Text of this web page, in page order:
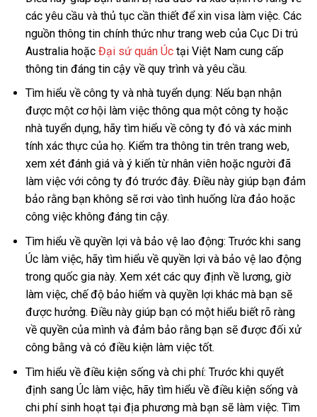
các yêu cầu và thủ tục cần thiết để xin visa làm việc. Các
nguồn thông tin chính thức như trang web của Cục Di trú
Australia hoặc Đại sứ quán Úctại Việt Nam cung cấp
thông tin đáng tin cậy về quy trình và yêu cầu.
Tìm hiểu về công ty và nhà tuyển dụng: Nếu bạn nhận
được một cơ hội làm việc thông qua một công ty hoặc
nhà tuyển dụng, hãy tìm hiểu về công ty đó và xác minh
tính xác thực của họ. Kiểm tra thông tin trên trang web,
xem xét đánh giá và ý kiến từ nhân viên hoặc người đã
làm việc với công ty đó trước đây. Điều này giúp bạn đảm
bảo rằng bạn không sẽ rơi vào tình huống lừa đảo hoặc
công việc không đáng tin cậy.
Tìm hiểu về quyền lợi và bảo vệ lao động: Trước khi sang
Úc làm việc, hãy tìm hiểu về quyền lợi và bảo vệ lao động
trong quốc gia này. Xem xét các quy định về lương, giờ
làm việc, chế độ bảo hiểm và quyền lợi khác mà bạn sẽ
được hưởng. Điều này giúp bạn có một hiểu biết rõ ràng
về quyền của mình và đảm bảo rằng bạn sẽ được đối xử
công bằng và có điều kiện làm việc tốt.
Tìm hiểu về điều kiện sống và chi phí: Trước khi quyết
định sang Úc làm việc, hãy tìm hiểu về điều kiện sống và
chi phí sinh hoạt tại địa phương mà bạn sẽ làm việc. Tìm